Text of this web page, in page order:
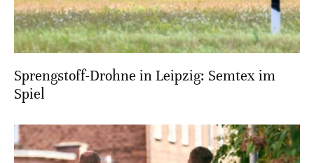
Sprengstoff-Drohne in Leipzig: Semtex im
Spiel